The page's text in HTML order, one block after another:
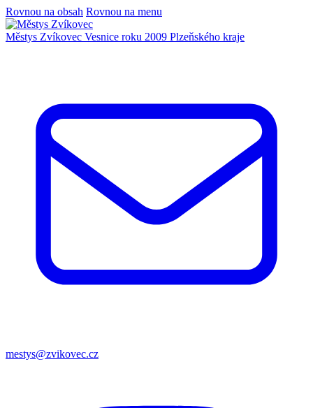
Rovnou na obsah Rovnou na menu
Městys Zvíkovec Vesnice roku 2009 Plzeňského kraje
mestys@zvikovec.cz